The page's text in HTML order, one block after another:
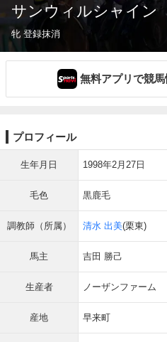
サンウィルシャイン
牝 登録抹消
無料アプリで競
プロフィール
生年月日 1998年2月27日
毛色 黒鹿毛
調教師（所属） 清水 出美(栗東)
馬主 吉田 勝己
生産者 ノーザンファーム
産地 早来町